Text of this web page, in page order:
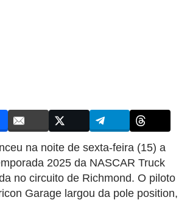
na noite de sexta-feira (15) a
2025 da NASCAR Truck
no circuito de Richmond. O piloto
Garage largou da pole position,